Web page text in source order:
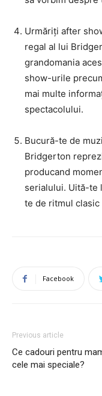
Urmăriți after
regal al lui
grandomania
show-urile
mai multe
spectacolului.
Bucură-te de
Bridgerton
producand
serialului. Uită-te
te de ritmul
Facebook
Previous article
Ce cadouri pentru
cele mai speciale?